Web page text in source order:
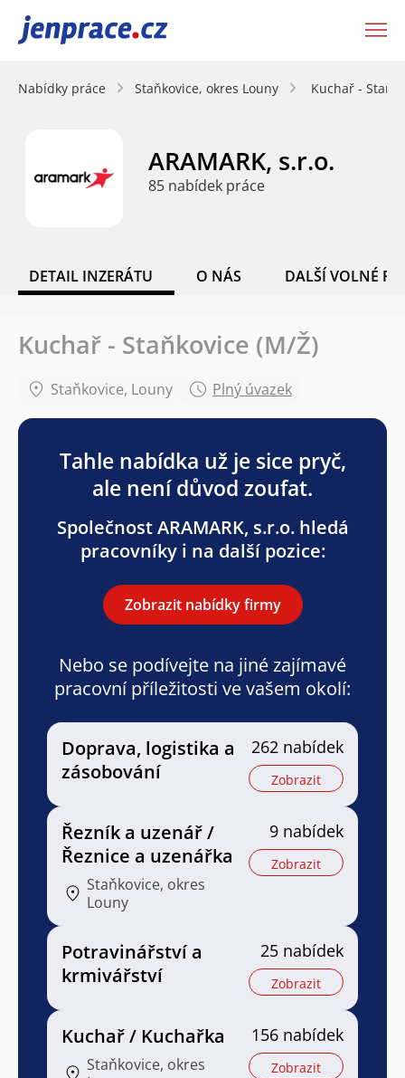
JenPráce.cz
Nabídky práce Staňkovice, okres Louny Kuchař -
ARAMARK, s.r.o.
85 nabídek práce
DETAIL INZERÁTU O NÁS DALŠÍ VOLNÉ
Kuchař - Staňkovice (M/Ž)
Staňkovice, Louny Plný úvazek
Tahle nabídka už je sice pryč,
ale není důvod zoufat.
Společnost ARAMARK, s.r.o. hledá
pracovníky i na další pozice:
Zobrazit nabídky firmy
Nebo se podívejte na jiné zajímavé
pracovní příležitosti ve vašem okolí:
Doprava, logistika a
zásobování
262 nabídek
Zobrazit
Řezník a uzenář /
Řeznice a uzenářka
Staňkovice, okres
Louny
9 nabídek
Zobrazit
Potravinářství a
krmivářství
25 nabídek
Zobrazit
Kuchař / Kuchařka
Staňkovice, okres
156 nabídek
Zobrazit